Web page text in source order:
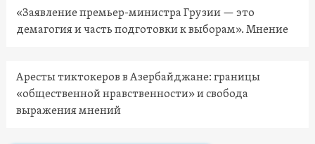
«Заявление премьер-министра Грузии — это
демагогия и часть подготовки к выборам». Мнение
Аресты тиктокеров в Азербайджане: границы
«общественной нравственности» и свобода
выражения мнений